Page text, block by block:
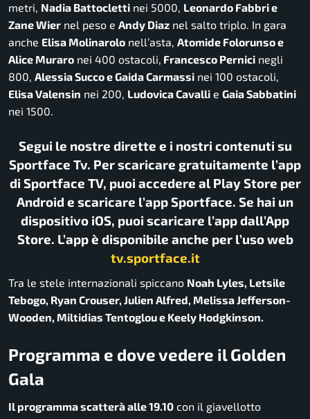
metri, Nadia Battocletti nei 5000, Leonardo Fabbri e
Zane Wier nel peso e Andy Diaz nel salto triplo. In gara
anche Elisa Molinarolo nell’asta, Atomide Folorunso e
Alice Muraro nei 400 ostacoli, Francesco Pernici negli
800, Alessia Succo e Gaida Carmassi nei 100 ostacoli,
Elisa Valensin nei 200, Ludovica Cavalli e Gaia Sabbatini
nei 1500.
Segui le nostre dirette e i nostri contenuti su
Sportface Tv. Per scaricare gratuitamente l’app
di Sportface TV, puoi accedere al Play Store per
Android e scaricare l’app Sportface. Se hai un
dispositivo iOS, puoi scaricare l’app dall’App
Store. L’app è disponibile anche per l’uso web
tv.sportface.it
Tra le stele internazionali spiccano Noah Lyles, Letsile
Tebogo, Ryan Crouser, Julien Alfred, Melissa Jefferson-
Wooden, Miltidias Tentoglou e Keely Hodgkinson.
Programma e dove vedere il Golden
Gala
Il programma scatterà alle 19.10 con il giavellotto